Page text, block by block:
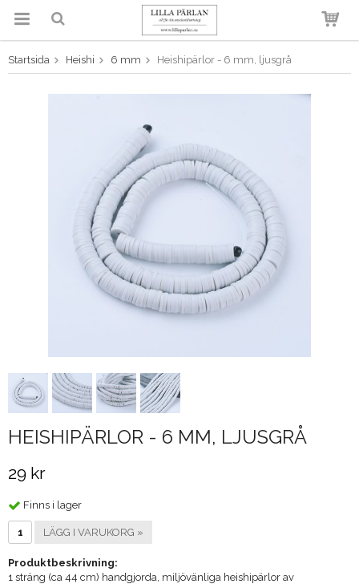
Produkten har blivit tillagd i
varukorgen
Startsida Heishi 6 mm Heishipärlor - 6 mm, ljusgrå
HEISHIPÄRLOR - 6 MM, LJUSGRÅ
29 kr
Finns i lager
LÄGG I VARUKORG »
Produktbeskrivning:
1 sträng (ca 44 cm) handgjorda, miljövänliga heishipärlor av